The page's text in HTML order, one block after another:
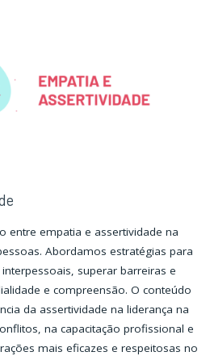
entre empatia e assertividade na
Abordamos estratégias para
superar barreiras e
e compreensão. O conteúdo
da assertividade na liderança na
na capacitação profissional e
mais eficazes e respeitosas no